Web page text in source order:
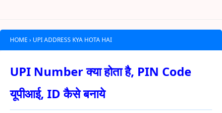
HOME › UPI ADDRESS KYA HOTA HAI
UPI Number क्या होता है, PIN Code
यूपीआई, ID कैसे बनाये